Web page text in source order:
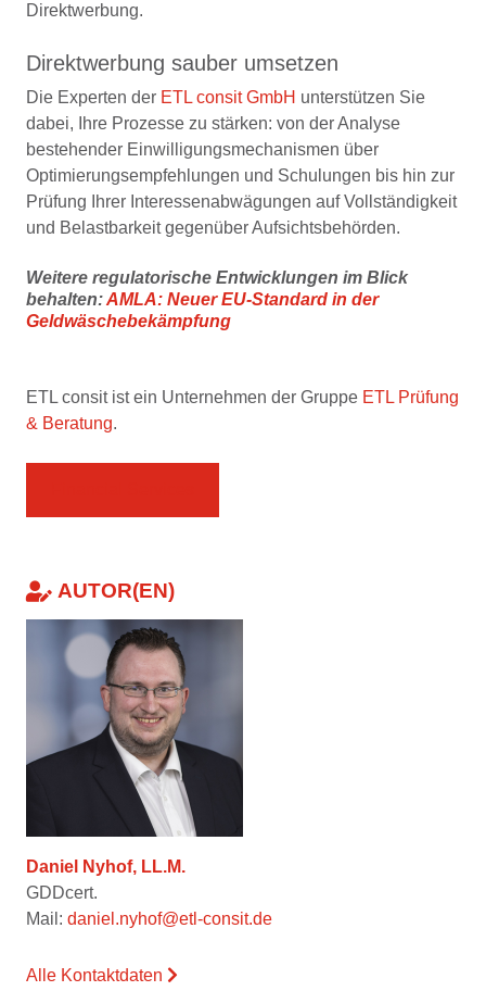
Direktwerbung.
Direktwerbung sauber umsetzen
Die Experten der ETL consit GmbH unterstützen Sie
dabei, Ihre Prozesse zu stärken: von der Analyse
bestehender Einwilligungsmechanismen über
Optimierungsempfehlungen und Schulungen bis hin zur
Prüfung Ihrer Interessenabwägungen auf Vollständigkeit
und Belastbarkeit gegenüber Aufsichtsbehörden.
Weitere regulatorische Entwicklungen im Blick
behalten:AMLA: Neuer EU-Standard in der
Geldwäschebekämpfung
ETL consit ist ein Unternehmen der Gruppe ETL Prüfung
& Beratung.
AUTOR(EN)
Daniel Nyhof, LL.M.
GDDcert.
Mail: daniel.nyhof@etl-consit.de
Alle Kontaktdaten